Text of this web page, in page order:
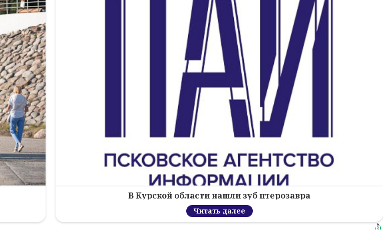
В Курской области нашли зуб птерозавра
Читать далее